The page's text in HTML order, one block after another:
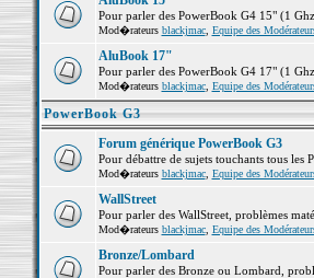
Pour parler des PowerBook G4 15" (1
Mod�rateurs blackjmac, Equipe des
AluBook 17"
Pour parler des PowerBook G4 17" (1
Mod�rateurs blackjmac, Equipe des
PowerBook G3
Forum générique PowerBook G3
Pour débattre de sujets touchants tous les
Mod�rateurs blackjmac, Equipe des
WallStreet
Pour parler des WallStreet, problèmes
Mod�rateurs blackjmac, Equipe des
Bronze/Lombard
Pour parler des Bronze ou Lombard,